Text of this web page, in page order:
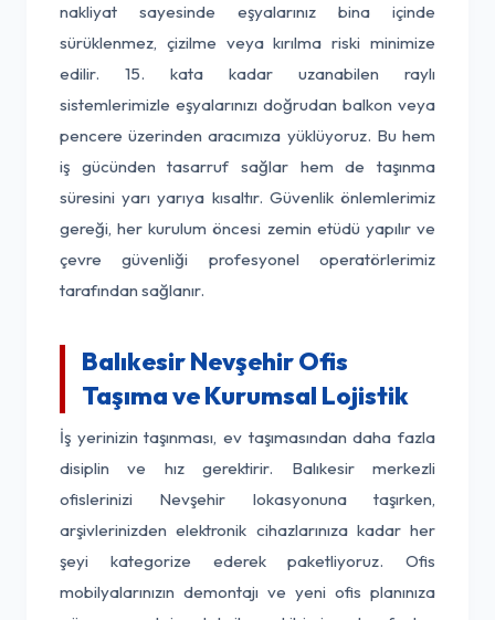
nakliyat sayesinde eşyalarınız bina içinde
sürüklenmez, çizilme veya kırılma riski minimize
edilir. 15. kata kadar uzanabilen raylı
sistemlerimizle eşyalarınızı doğrudan balkon veya
pencere üzerinden aracımıza yüklüyoruz. Bu hem
iş gücünden tasarruf sağlar hem de taşınma
süresini yarı yarıya kısaltır. Güvenlik önlemlerimiz
gereği, her kurulum öncesi zemin etüdü yapılır ve
çevre güvenliği profesyonel operatörlerimiz
tarafından sağlanır.
Balıkesir Nevşehir Ofis
Taşıma ve Kurumsal Lojistik
İş yerinizin taşınması, ev taşımasından daha fazla
disiplin ve hız gerektirir. Balıkesir merkezli
ofislerinizi Nevşehir lokasyonuna taşırken,
arşivlerinizden elektronik cihazlarınıza kadar her
şeyi kategorize ederek paketliyoruz. Ofis
mobilyalarınızın demontajı ve yeni ofis planınıza